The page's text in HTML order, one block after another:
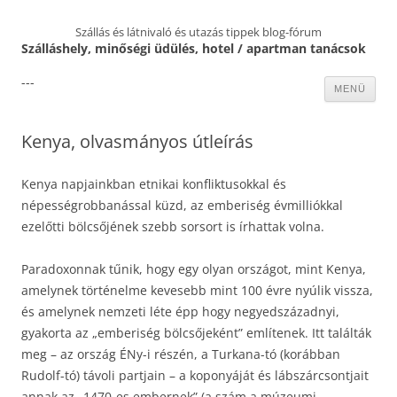
Szállás és látnivaló és utazás tippek blog-fórum
Szálláshely, minőségi üdülés, hotel / apartman tanácsok
MENÜ
---
Kenya, olvasmányos útleírás
Kenya napjainkban etnikai konfliktusokkal és
népességrobbanással küzd, az emberiség évmilliókkal
ezelőtti bölcsőjének szebb sorsort is írhattak volna.
Paradoxonnak tűnik, hogy egy olyan országot, mint Kenya,
amelynek történelme kevesebb mint 100 évre nyúlik vissza,
és amelynek nemzeti léte épp hogy negyedszázadnyi,
gyakorta az „emberiség bölcsőjeként” említenek. Itt találták
meg – az ország ÉNy-i részén, a Turkana-tó (korábban
Rudolf-tó) távoli partjain – a koponyáját és lábszárcsontjait